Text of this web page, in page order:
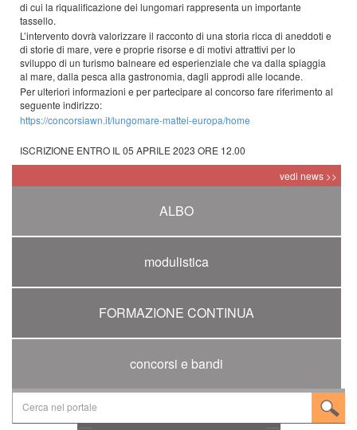
di cui la riqualificazione dei lungomari rappresenta un importante
tassello.
L’intervento dovrà valorizzare il racconto di una storia ricca di aneddoti e
di storie di mare, vere e proprie risorse e di motivi attrattivi per lo
sviluppo di un turismo balneare ed esperienziale che va dalla spiaggia
al mare, dalla pesca alla gastronomia, dagli approdi alle locande.
Per ulteriori informazioni e per partecipare al concorso fare riferimento al
seguente indirizzo:
https://concorsiawn.it/lungomare-mattei-europa/home
ISCRIZIONE ENTRO IL 05 APRILE 2023 ORE 12.00
vedi news >>
ALBO
modulistica
FORMAZIONE CONTINUA
concorsi e bandi